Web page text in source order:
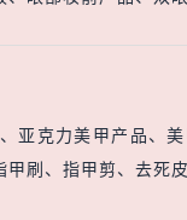
亚克力美甲产品、
甲刷、指甲剪、去死